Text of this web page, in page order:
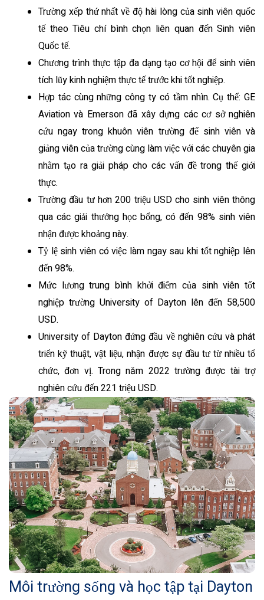
Trường xếp thứ nhất về độ hài lòng của sinh viên quốc
tế theo Tiêu chí bình chọn liên quan đến Sinh viên
Quốc tế.
Chương trình thực tập đa dạng tạo cơ hội để sinh viên
tích lũy kinh nghiệm thực tế trước khi tốt nghiệp.
Hợp tác cùng những công ty có tầm nhìn. Cụ thể: GE
Aviation và Emerson đã xây dựng các cơ sở nghiên
cứu ngay trong khuôn viên trường để sinh viên và
giảng viên của trường cùng làm việc với các chuyên gia
nhằm tạo ra giải pháp cho các vấn đề trong thế giới
thực.
Trường đầu tư hơn 200 triệu USD cho sinh viên thông
qua các giải thưởng học bổng, có đến 98% sinh viên
nhận được khoảng này.
Tỷ lệ sinh viên có việc làm ngay sau khi tốt nghiệp lên
đến 98%.
Mức lương trung bình khởi điểm của sinh viên tốt
nghiệp trường University of Dayton lên đến 58,500
USD.
University of Dayton đứng đầu về nghiên cứu và phát
triển kỹ thuật, vật liệu, nhận được sự đầu tư từ nhiều tổ
chức, đơn vị. Trong năm 2022 trường được tài trợ
nghiên cứu đến 221 triệu USD.
Môi trường sống và học tập tại Dayton